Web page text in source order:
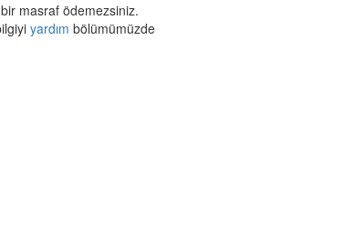
masraf ödemezsiniz.
yardım bölümümüzde